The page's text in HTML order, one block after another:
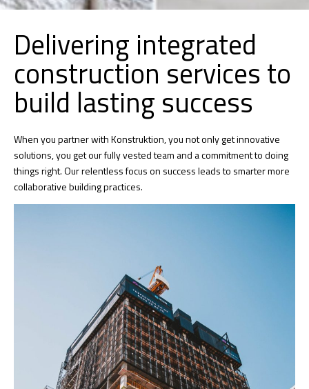
Delivering integrated
construction services to
build lasting success
When you partner with Konstruktion, you not only get innovative
solutions, you get our fully vested team and a commitment to doing
things right. Our relentless focus on success leads to smarter more
collaborative building practices.